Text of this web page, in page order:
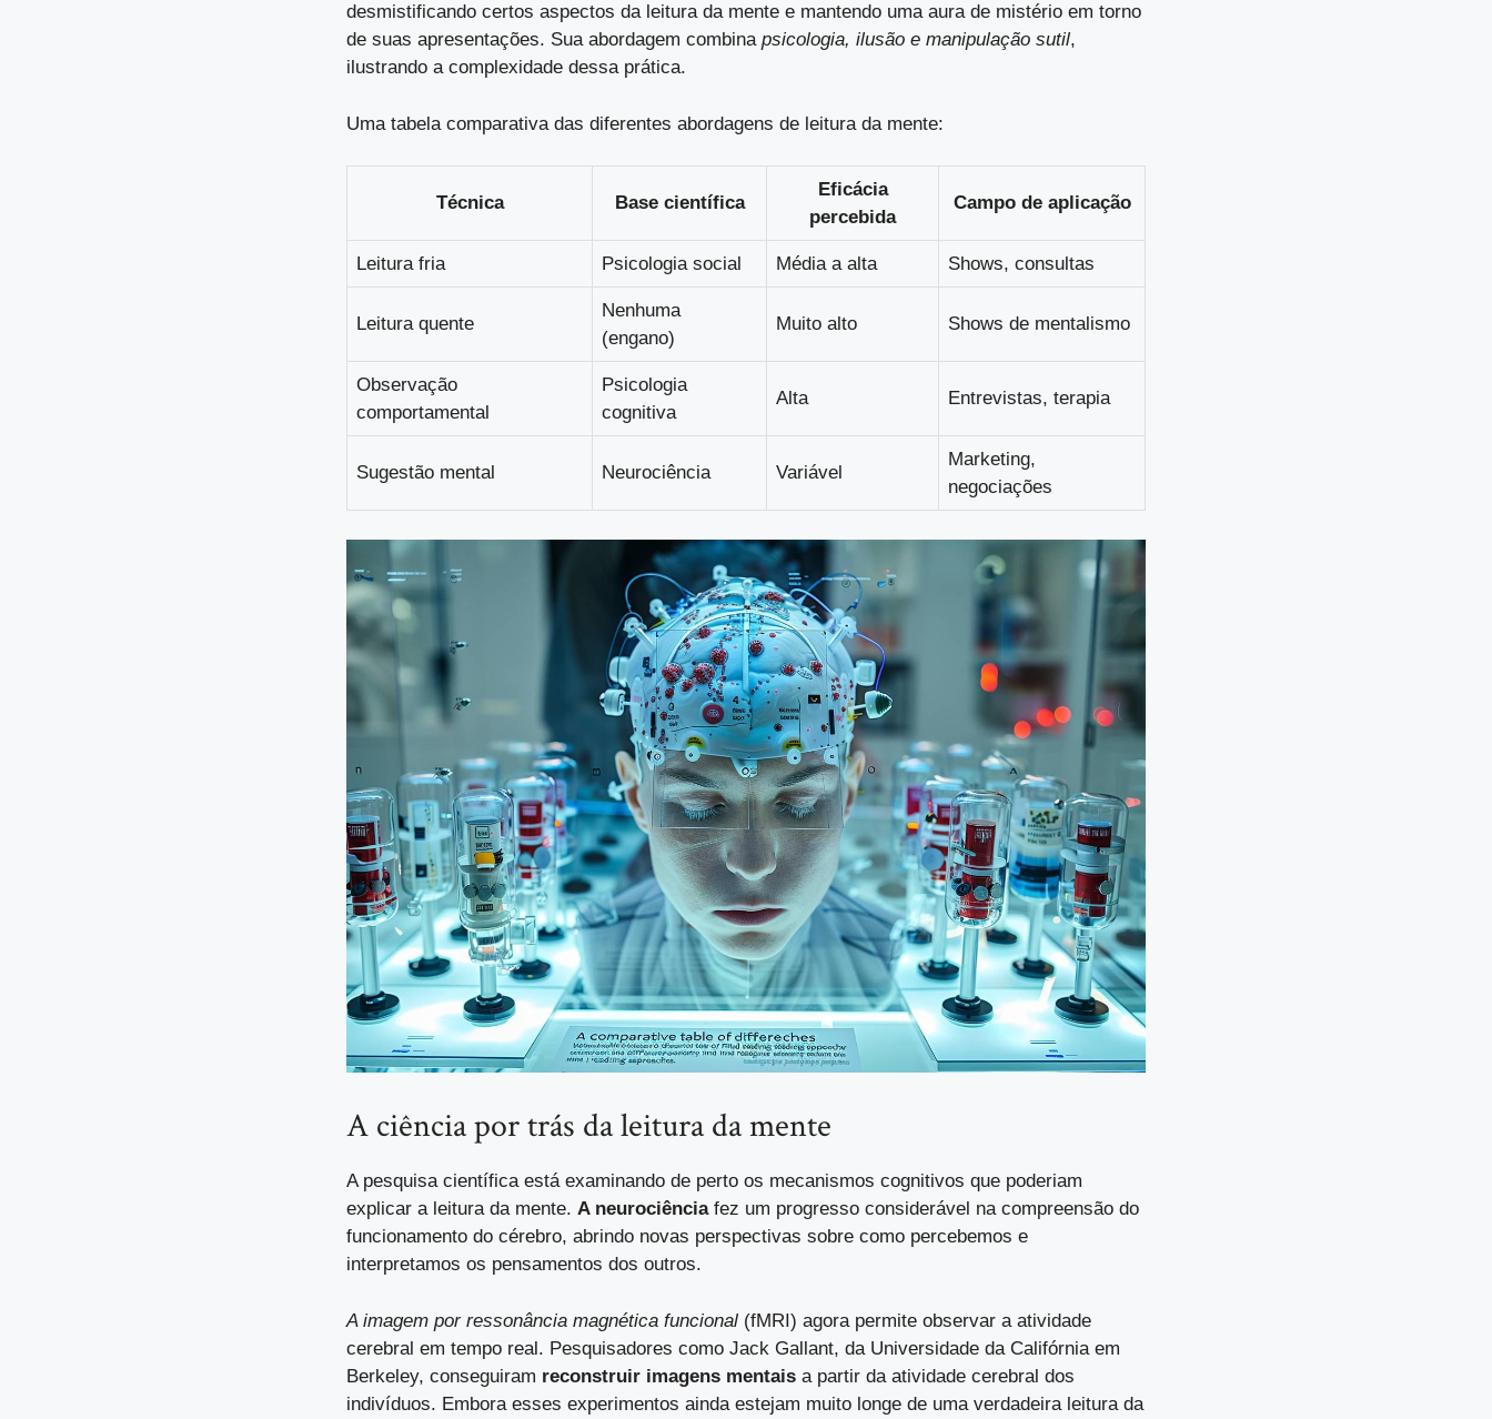
desmistificando certos aspectos da leitura da mente e mantendo uma aura de mistério em torno
de suas apresentações. Sua abordagem combina psicologia, ilusão e manipulação sutil,
ilustrando a complexidade dessa prática.
Uma tabela comparativa das diferentes abordagens de leitura da mente:
Técnica Base científica
Eficácia
percebida
Campo de aplicação
Leitura fria Psicologia social Média a alta Shows, consultas
Leitura quente
Nenhuma
(engano)
Muito alto Shows de mentalismo
Observação
comportamental
Psicologia
cognitiva
Alta Entrevistas, terapia
Sugestão mental Neurociência Variável
Marketing,
negociações
A ciência por trás da leitura da mente
A pesquisa científica está examinando de perto os mecanismos cognitivos que poderiam
explicar a leitura da mente. A neurociênciafez um progresso considerável na compreensão do
funcionamento do cérebro, abrindo novas perspectivas sobre como percebemos e
interpretamos os pensamentos dos outros.
A imagem por ressonância magnética funcional (fMRI) agora permite observar a atividade
cerebral em tempo real. Pesquisadores como Jack Gallant, da Universidade da Califórnia em
Berkeley, conseguiram reconstruir imagens mentais a partir da atividade cerebral dos
indivíduos. Embora esses experimentos ainda estejam muito longe de uma verdadeira leitura da